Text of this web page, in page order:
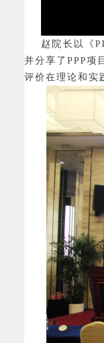
赵院长以《
并分享了PPP项
评价在理论和实